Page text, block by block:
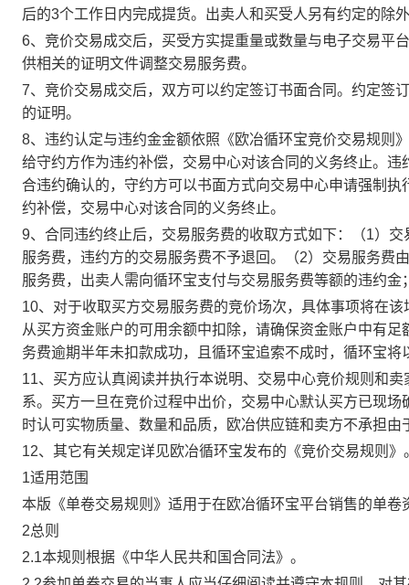
后的3个工作日内完成提货。出卖人和买受人另有约定的除
6、竞价交易成交后，买受方实提重量或数量与电子交易平
供相关的证明文件调整交易服务费。
7、竞价交易成交后，双方可以约定签订书面合同。约定签
的证明。
8、违约认定与违约金金额依照《欧冶循环宝竞价交易规则
给守约方作为违约补偿，交易中心对该合同的义务终止。
合违约确认的，守约方可以书面方式向交易中心申请强制
约补偿，交易中心对该合同的义务终止。
9、合同违约终止后，交易服务费的收取方式如下：（1）
服务费，违约方的交易服务费不予退回。（2）交易服务费
服务费，出卖人需向循环宝支付与交易服务费等额的违约
10、对于收取买方交易服务费的竞价场次，具体事项将在
从买方资金账户的可用余额中扣除，请确保资金账户中有
务费逾期半年未扣款成功，且循环宝追索不成时，循环宝将
11、买方应认真阅读并执行本说明、交易中心竞价规则和
系。买方一旦在竞价过程中出价，交易中心默认买方已现
时认可实物质量、数量和品质，欧冶供应链和卖方不承担由
12、其它有关规定详见欧冶循环宝发布的《竞价交易规则》
1适用范围
本版《单卷交易规则》适用于在欧冶循环宝平台销售的单卷
2总则
2.1本规则根据《中华人民共和国合同法》。